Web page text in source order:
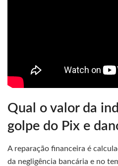
Qual o valor da
golpe do Pix e
A reparação financeira é
da negligência bancária e no